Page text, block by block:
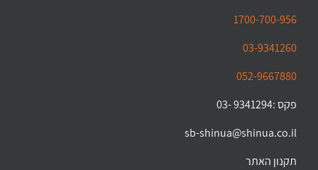
1700-700-956
03-9341260
052-9667880
פקס :9341294 -03
sb-shinua@shinua.co.il
תקנון האתר